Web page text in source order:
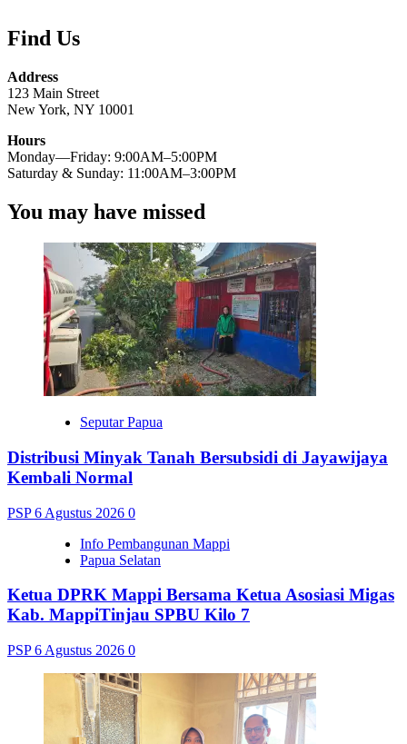
Find Us
Address
123 Main Street
New York, NY 10001
Hours
Monday—Friday: 9:00AM–5:00PM
Saturday & Sunday: 11:00AM–3:00PM
You may have missed
Seputar Papua
Distribusi Minyak Tanah Bersubsidi di Jayawijaya
Kembali Normal
PSP6 Agustus 2026 0
Info Pembangunan Mappi
Papua Selatan
Ketua DPRK Mappi Bersama Ketua Asosiasi Migas
Kab. MappiTinjau SPBU Kilo 7
PSP6 Agustus 2026 0